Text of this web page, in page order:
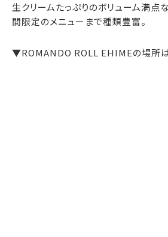
生クリームたっぷりのボリューム満点
間限定のメニューまで種類豊富。
▼ROMANDO ROLL EHIMEの場所